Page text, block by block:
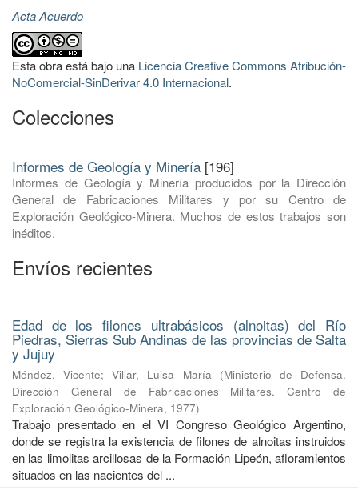
Acta Acuerdo
Esta obra está bajo una Licencia Creative Commons Atribución-
NoComercial-SinDerivar 4.0 Internacional.
Colecciones
Informes de Geología y Minería [196]
Informes de Geología y Minería producidos por la Dirección
General de Fabricaciones Militares y por su Centro de
Exploración Geológico-Minera. Muchos de estos trabajos son
inéditos.
Envíos recientes
Edad de los filones ultrabásicos (alnoitas) del Río
Piedras, Sierras Sub Andinas de las provincias de Salta
y Jujuy
Méndez, Vicente;Villar, Luisa María (Ministerio de Defensa.
Dirección General de Fabricaciones Militares. Centro de
Exploración Geológico-Minera, 1977)
Trabajo presentado en el VI Congreso Geológico Argentino,
donde se registra la existencia de filones de alnoitas instruidos
en las limolitas arcillosas de la Formación Lipeón, afloramientos
situados en las nacientes del ...